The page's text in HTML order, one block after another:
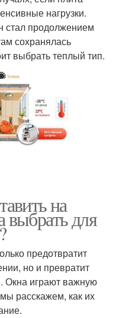
нагрузки.
стал продолжением
сохранялась
выбрать теплый тип.
на
для
предотвратит
но и превратит
Окна играют важную
расскажем, как их